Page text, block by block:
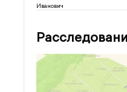
Иванович